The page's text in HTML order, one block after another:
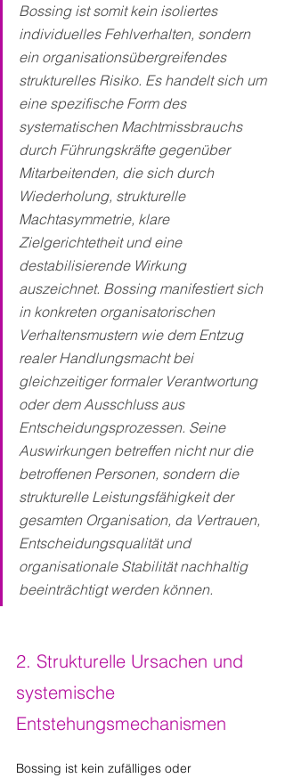
Bossing ist somit kein isoliertes
individuelles Fehlverhalten, sondern
ein organisationsübergreifendes
strukturelles Risiko. Es handelt sich um
eine spezifische Form des
systematischen Machtmissbrauchs
durch Führungskräfte gegenüber
Mitarbeitenden, die sich durch
Wiederholung, strukturelle
Machtasymmetrie, klare
Zielgerichtetheit und eine
destabilisierende Wirkung
auszeichnet. Bossing manifestiert sich
in konkreten organisatorischen
Verhaltensmustern wie dem Entzug
realer Handlungsmacht bei
gleichzeitiger formaler Verantwortung
oder dem Ausschluss aus
Entscheidungsprozessen. Seine
Auswirkungen betreffen nicht nur die
betroffenen Personen, sondern die
strukturelle Leistungsfähigkeit der
gesamten Organisation, da Vertrauen,
Entscheidungsqualität und
organisationale Stabilität nachhaltig
beeinträchtigt werden können.
2. Strukturelle Ursachen und
systemische
Entstehungsmechanismen
Bossing ist kein zufälliges oder